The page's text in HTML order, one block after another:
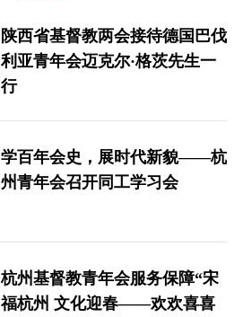
陕西省基督教两会接待德国巴伐
利亚青年会迈克尔·格茨先生一
行
学百年会史，展时代新貌——杭
州青年会召开同工学习会
杭州基督教青年会服务保障“宋
福杭州 文化迎春——欢欢喜喜